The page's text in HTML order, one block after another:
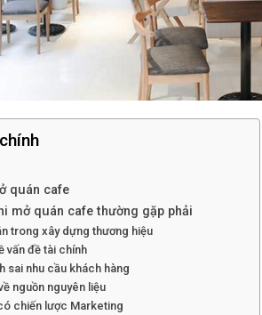
quán cafe
mở quán cafe thường gặp phải
trong xây dựng thương hiệu
vấn đề tài chính
sai nhu cầu khách hàng
nguồn nguyên liệu
chiến lược Marketing